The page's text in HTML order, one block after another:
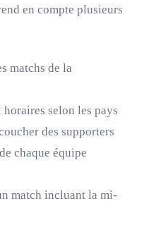
en compte plusieurs
matchs de la
selon les pays
des supporters
chaque équipe
match incluant la mi-